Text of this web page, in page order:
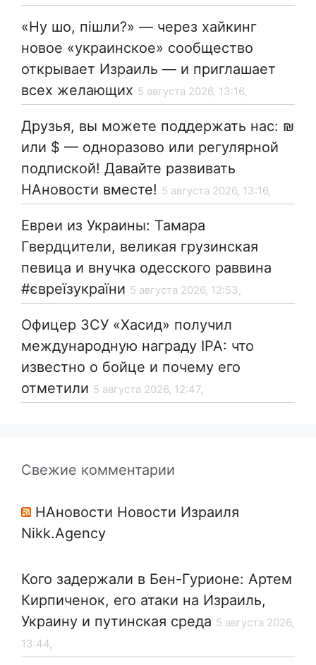
«Ну шо, пішли?» — через хайкинг
новое «украинское» сообщество
открывает Израиль — и приглашает
всех желающих 5 августа 2026, 13:16,
Друзья, вы можете поддержать нас: ₪
или $ — одноразово или регулярной
подпиской! Давайте развивать
НАновости вместе! 5 августа 2026, 13:16,
Евреи из Украины: Тамара
Гвердцители, великая грузинская
певица и внучка одесского раввина
#євреїзукраїни 5 августа 2026, 12:53,
Офицер ЗСУ «Хасид» получил
международную награду IPA: что
известно о бойце и почему его
отметили 5 августа 2026, 12:47,
Свежие комментарии
НАновости Новости Израиля
Nikk.Agency
Кого задержали в Бен-Гурионе: Артем
Кирпиченок, его атаки на Израиль,
Украину и путинская среда 5 августа 2026,
13:44,